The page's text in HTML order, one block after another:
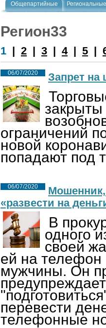
Общепартийные Региональные
Регион33
1 | 2 | 3 | 4| 5 |
06/07/2020 Запрет на
закрыты
ограничений
новой
попадают под
06/07/2020
«развести на
В
одного
своей
ей на телефон
мужчины. Он
перевести
телефонные